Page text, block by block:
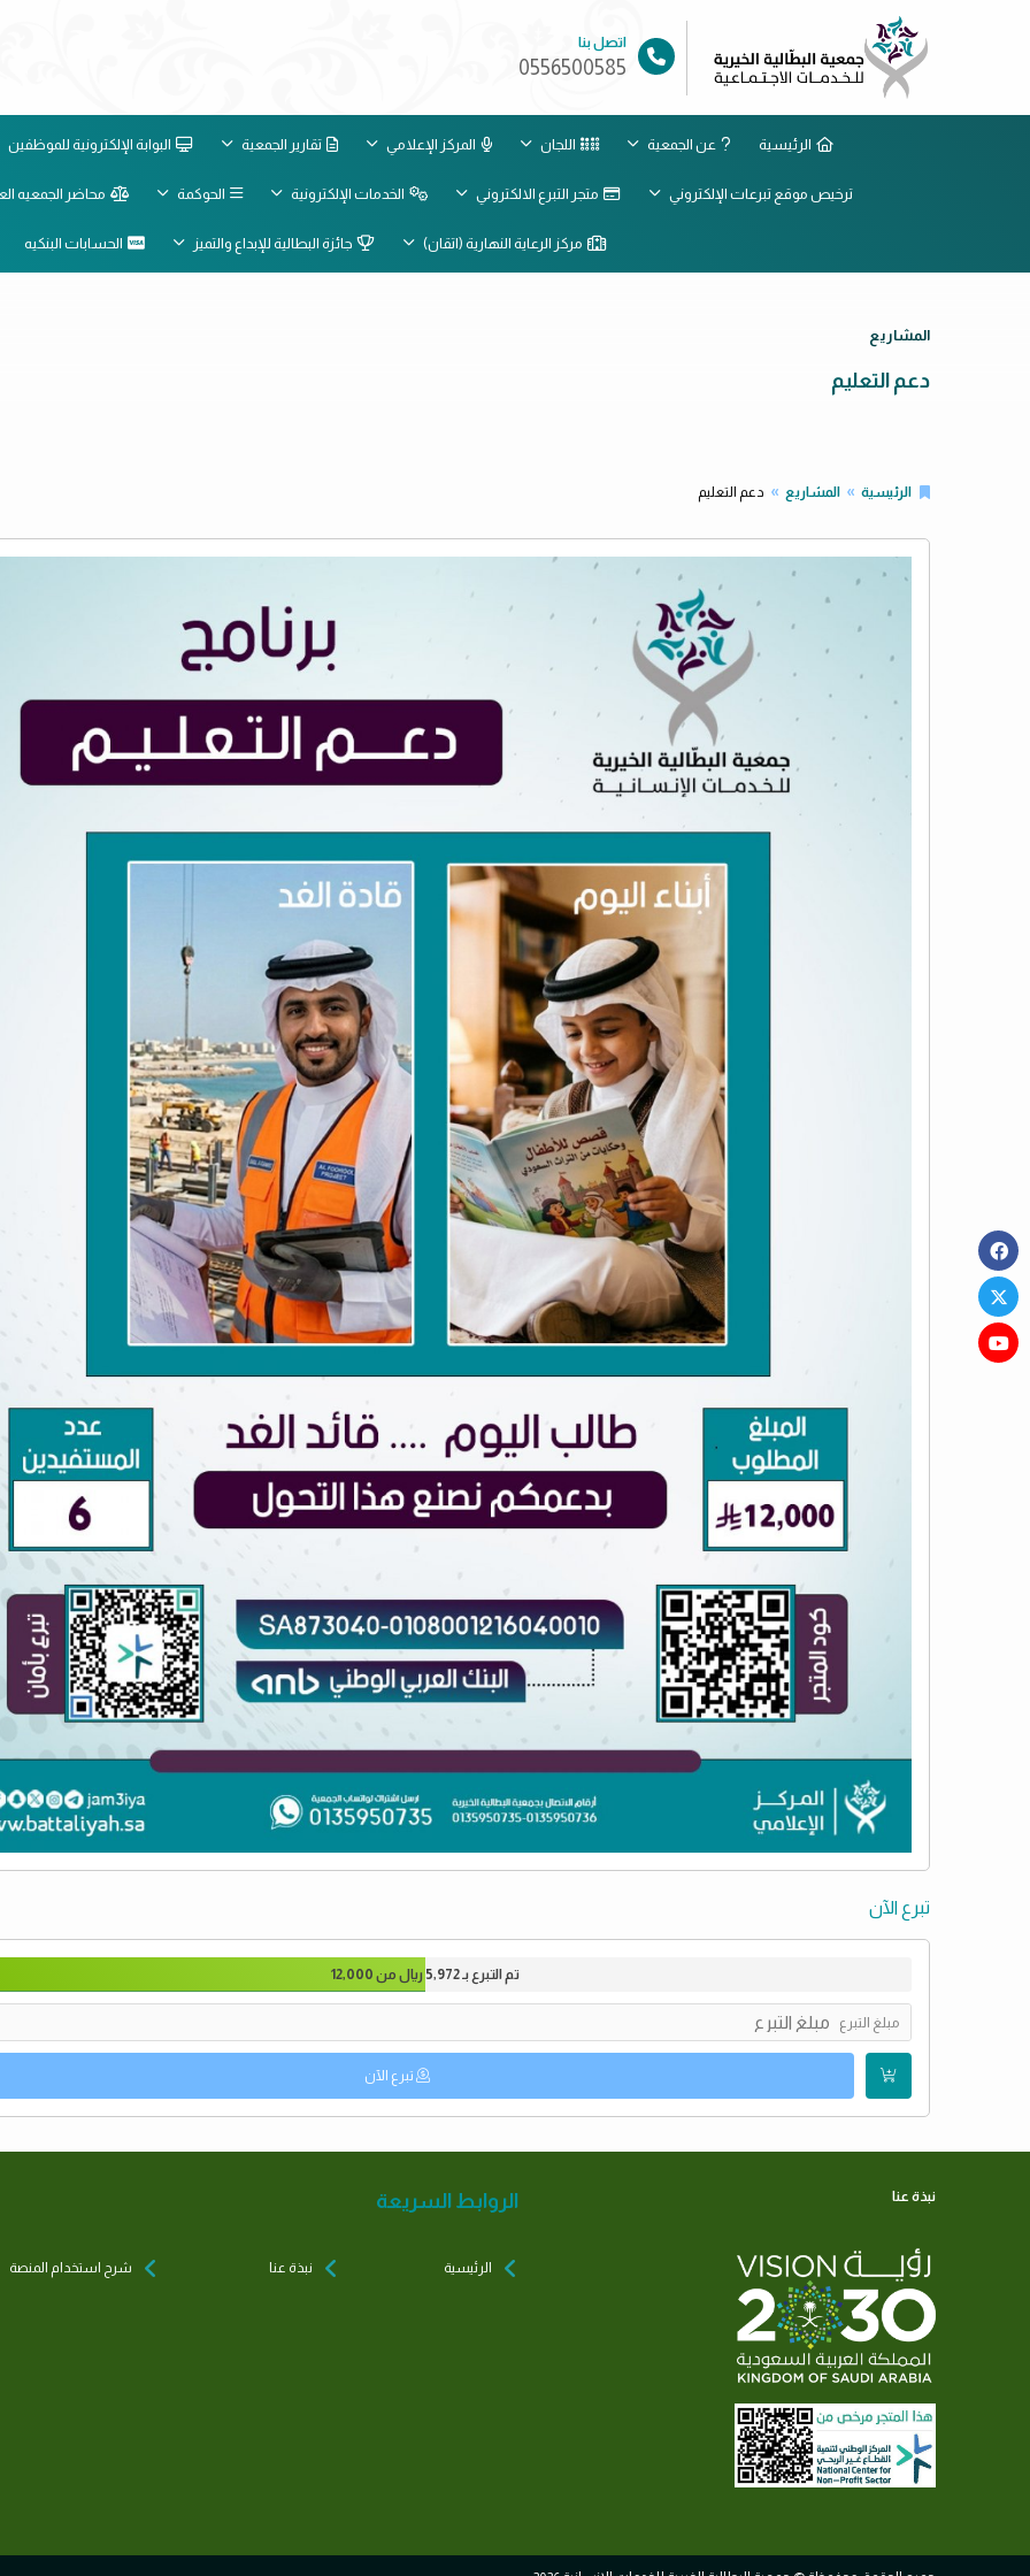
اتصل بنا
0556500585
الرئيسية عن الجمعية اللجان المركز الإعلامي تقارير الجمعية البوابة الإلكترونية للموظفين
ترخيص موقع تبرعات الإلكتروني متجر التبرع الالكتروني الخدمات الإلكترونية الحوكمة محاضر الجمعيه
مركز الرعاية النهارية (اتقان) جائزة البطالية للإبداع والتميز الحسابات البنكيه
المشاريع
دعم التعليم
الرئيسية المشاريع دعم التعليم
تبرع الآن
تم التبرع بـ5,972 ريال من 12,000
مبلغ التبرع
تبرع الآن
نبذة عنا الروابط السريعة
الرئيسية نبذة عنا شرح استخدام المنصة